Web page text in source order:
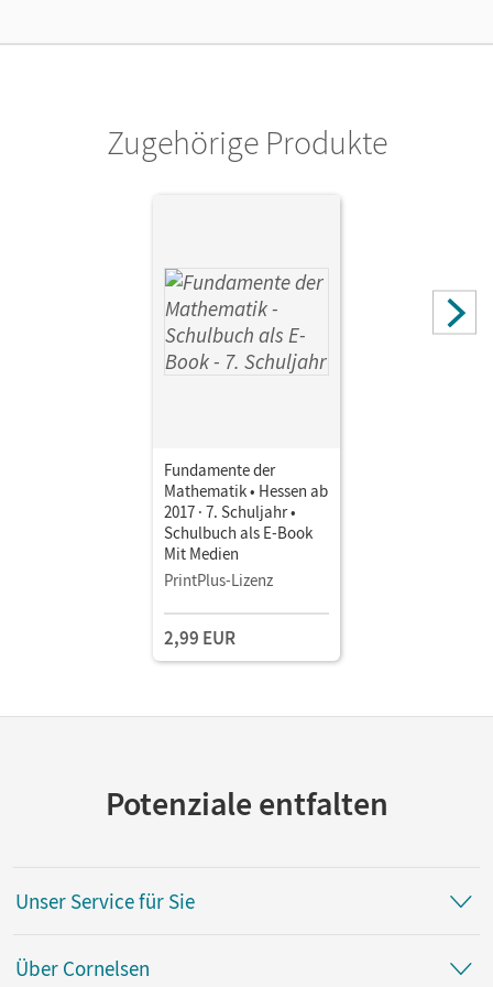
Zugehörige Produkte
Fundamente der
Mathematik • Hessen ab
2017 · 7. Schuljahr •
Schulbuch als E-Book
Mit Medien
PrintPlus-Lizenz
2,99 EUR
Potenziale entfalten
Unser Service für Sie
Über Cornelsen